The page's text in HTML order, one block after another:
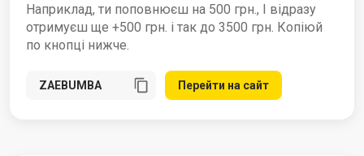
Наприклад, ти поповнюєш на 500 грн., І відразу
отримуєш ще +500 грн. і так до 3500 грн. Копіюй
по кнопці нижче.
Перейти на сайт